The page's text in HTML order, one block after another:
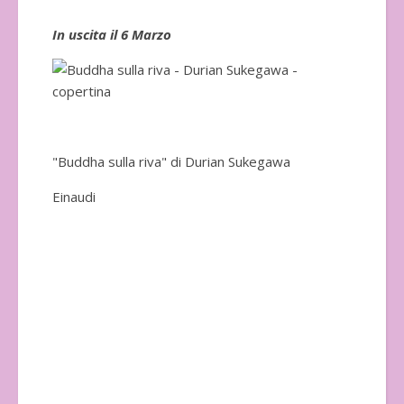
In uscita il 6 Marzo
"Buddha sulla riva" di Durian Sukegawa
Einaudi